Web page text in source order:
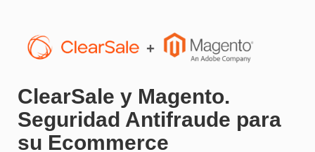
ClearSale y Magento.
Seguridad Antifraude para
su Ecommerce